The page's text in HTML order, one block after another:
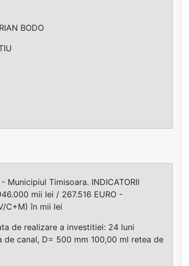
BODO
Timisoara. INDICATORII
mii lei / 267.516 EURO -
C+M) în mii lei
de realizare a investitiei: 24 luni
canal, D= 500 mm 100,00 ml retea de